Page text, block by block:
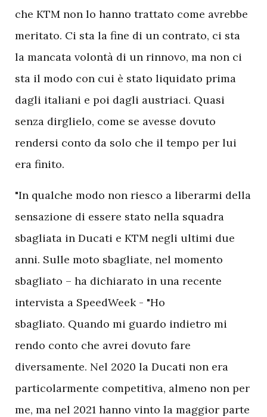
che KTM non lo hanno trattato come avrebbe
meritato. Ci sta la fine di un contrato, ci sta
la mancata volontà di un rinnovo, ma non ci
sta il modo con cui è stato liquidato prima
dagli italiani e poi dagli austriaci. Quasi
senza dirglielo, come se avesse dovuto
rendersi conto da solo che il tempo per lui
era finito.
"In qualche modo non riesco a liberarmi della
sensazione di essere stato nella squadra
sbagliata in Ducati e KTM negli ultimi due
anni. Sulle moto sbagliate, nel momento
sbagliato – ha dichiarato in una recente
intervista a SpeedWeek - "Ho
sbagliato. Quando mi guardo indietro mi
rendo conto che avrei dovuto fare
diversamente. Nel 2020 la Ducati non era
particolarmente competitiva, almeno non per
me, ma nel 2021 hanno vinto la maggior parte